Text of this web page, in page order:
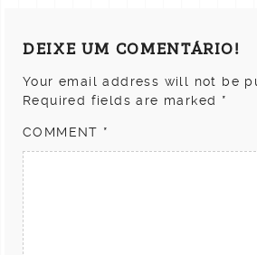
DEIXE UM COMENTÁRIO!
Your email address will not be
Required fields are marked *
COMMENT *